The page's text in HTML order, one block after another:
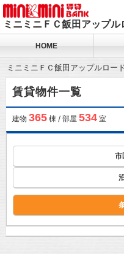
ミニミニＦＣ飯田アップル
HOME
ミニミニＦＣ飯田アップルロー
賃貸物件一覧
建物 365棟 / 部屋 534室
市